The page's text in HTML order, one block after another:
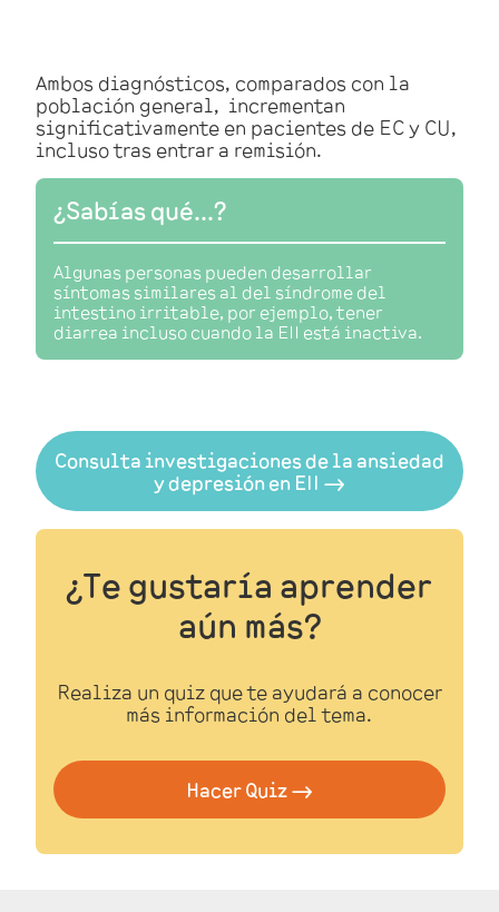
Ambos diagnósticos, comparados con la
población general, incrementan
significativamente en pacientes de EC y CU,
incluso tras entrar a remisión.
¿Sabías qué...?
Algunas personas pueden desarrollar
síntomas similares al del síndrome del
intestino irritable , por ejemplo, tener
diarrea incluso cuando la EII está inactiva.
Consulta investigaciones de la ansiedad
y depresión en EII 🠂
¿Te gustaría aprender
aún más?
Realiza un quizque te ayudará a conocer
más información del tema.
Hacer Quiz 🠂